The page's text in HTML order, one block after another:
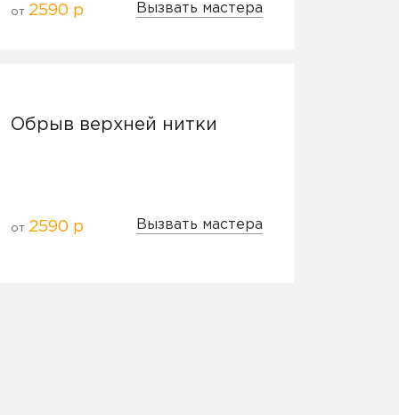
от 2590 р Вызвать мастера
Обрыв верхней нитки
от 2590 р Вызвать мастера